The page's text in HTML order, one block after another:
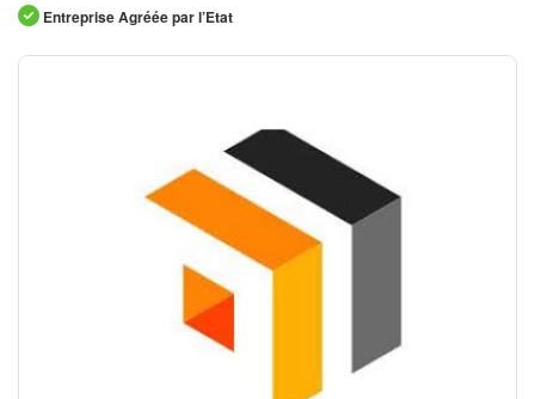
Entreprise Agréée par l’Etat